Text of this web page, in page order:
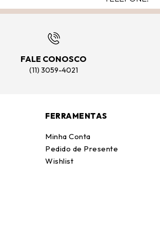
FALE CONOSCO
(11) 3059-4021
FERRAMENTAS
Minha Conta
Pedido de Presente
Wishlist